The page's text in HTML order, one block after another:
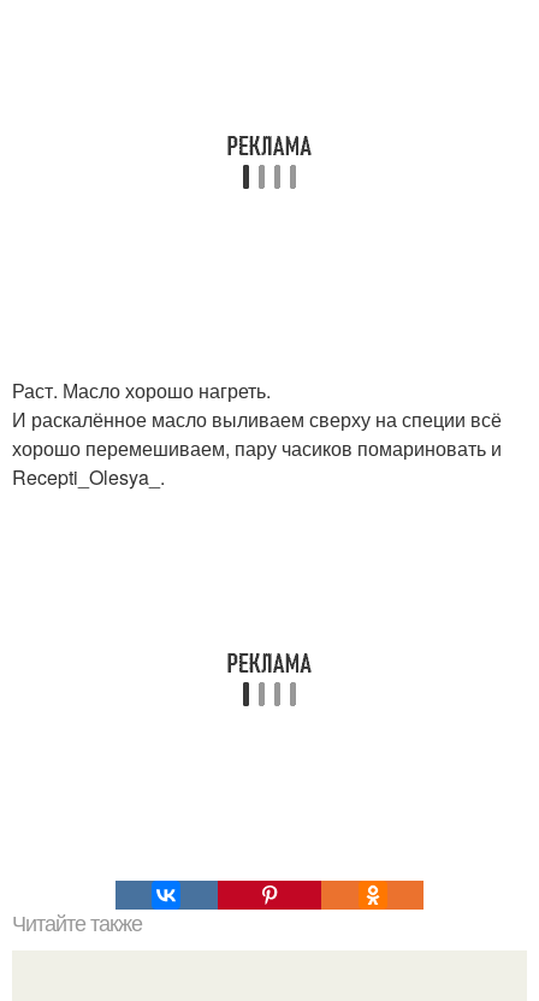
Раст. Масло хорошо нагреть.
И раскалённое масло выливаем сверху на специи всё
хорошо перемешиваем, пару часиков помариновать и
Recepti_Olesya_.
Читайте также